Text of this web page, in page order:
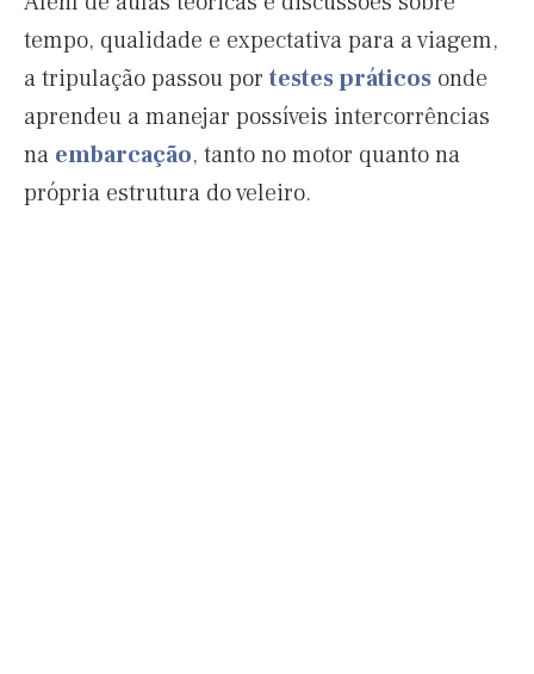
tempo, qualidade e expectativa para a viagem,
a tripulação passou portestes práticos onde
aprendeu a manejar possíveis intercorrências
na embarcação, tanto no motor quanto na
própria estrutura do veleiro.